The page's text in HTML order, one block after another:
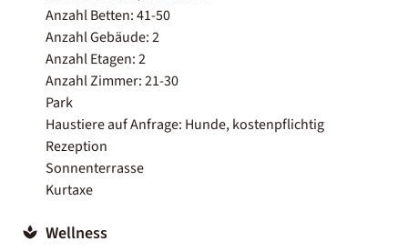
Anzahl Betten: 41-50
Anzahl Gebäude: 2
Anzahl Etagen: 2
Anzahl Zimmer: 21-30
Park
Haustiere auf Anfrage: Hunde, kostenpflichtig
Rezeption
Sonnenterrasse
Kurtaxe
Wellness